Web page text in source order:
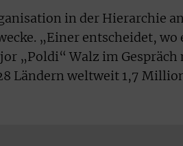
in der Hierarchie
„Einer entscheidet,
„Poldi“ Walz im Gespräch
Ländern weltweit 1,7